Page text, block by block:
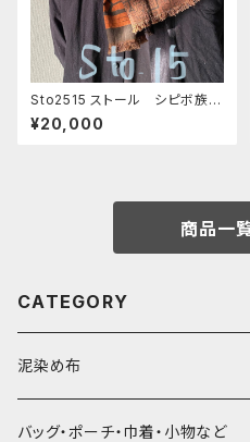
Sto2515 ストール シピボ族の
泥染め 奄美の泥染めコラボ 1
60x40
¥20,000
商品一
CATEGORY
泥染め布
大判布150-特大250cm ベッド
バッグ・ポーチ・巾着・小物など